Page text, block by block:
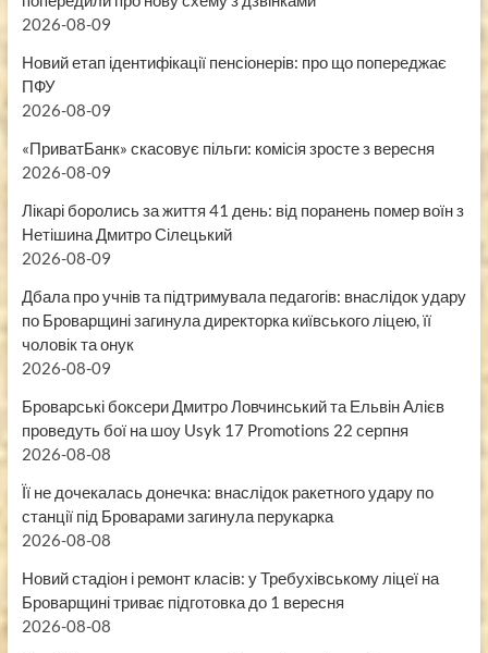
2026-08-09
Новий етап ідентифікації пенсіонерів: про що попереджає
ПФУ
2026-08-09
«ПриватБанк» скасовує пільги: комісія зросте з вересня
2026-08-09
Лікарі боролись за життя 41 день: від поранень помер воїн з
Нетішина Дмитро Сілецький
2026-08-09
Дбала про учнів та підтримувала педагогів: внаслідок удару
по Броварщині загинула директорка київського ліцею, її
чоловік та онук
2026-08-09
Броварські боксери Дмитро Ловчинський та Ельвін Алієв
проведуть бої на шоу Usyk 17 Promotions 22 серпня
2026-08-08
Її не дочекалась донечка: внаслідок ракетного удару по
станції під Броварами загинула перукарка
2026-08-08
Новий стадіон і ремонт класів: у Требухівському ліцеї на
Броварщині триває підготовка до 1 вересня
2026-08-08